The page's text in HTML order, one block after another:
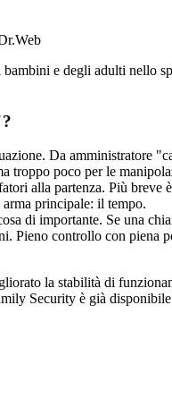
e degli adulti nello
Da amministratore
troppo poco per le
alla partenza. Più breve
principale: il tempo.
di importante. Se una
Pieno controllo con piena
la stabilità di
Security è già